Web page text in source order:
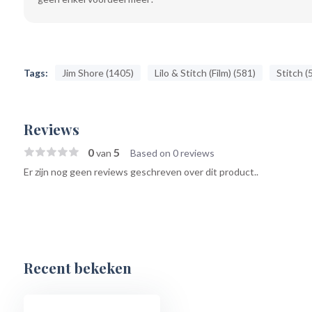
Tags: Jim Shore (1405) Lilo & Stitch (Film) (581) Stitch
Reviews
0van 5
Based on 0 reviews
Er zijn nog geen reviews geschreven over dit product..
Recent bekeken